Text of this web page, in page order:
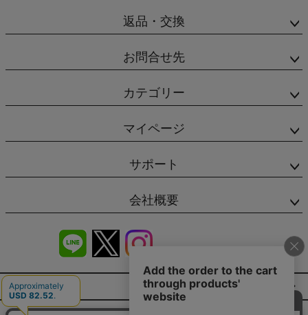
返品・交換
お問合せ先
カテゴリー
マイページ
サポート
会社概要
商品レビュー
会社概要（HP）